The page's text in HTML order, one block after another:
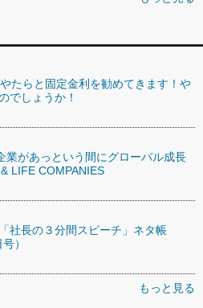
たらと固定金利を勧めてきます！や
でしょうか！
業があっという間にグローバル成長
LIFE COMPANIES
社長の３分間スピーチ」ネタ帳
）
もっと見る